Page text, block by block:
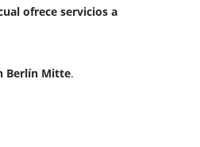
ofrece servicios a
Berlín Mitte.